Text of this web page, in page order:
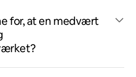
for, at en medvært